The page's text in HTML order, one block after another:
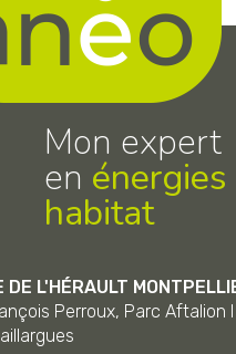
Mon expert
en énergies
habitat
DE L'HÉRAULT
Perroux, Parc Aftalion I